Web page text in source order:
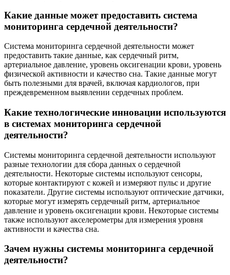
Какие данные может предоставить система
мониторинга сердечной деятельности?
Система мониторинга сердечной деятельности может
предоставить такие данные, как сердечный ритм,
артериальное давление, уровень оксигенации крови, уровень
физической активности и качество сна. Такие данные могут
быть полезными для врачей, включая кардиологов, при
преждевременном выявлении сердечных проблем.
Какие технологические инновации используются
в системах мониторинга сердечной
деятельности?
Системы мониторинга сердечной деятельности используют
разные технологии для сбора данных о сердечной
деятельности. Некоторые системы используют сенсоры,
которые контактируют с кожей и измеряют пульс и другие
показатели. Другие системы используют оптические датчики,
которые могут измерять сердечный ритм, артериальное
давление и уровень оксигенации крови. Некоторые системы
также используют акселерометры для измерения уровня
активности и качества сна.
Зачем нужны системы мониторинга сердечной
деятельности?